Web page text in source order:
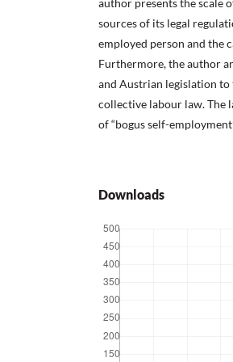
author presents the scale
sources of its legal
employed person and the
Furthermore, the author
and Austrian legislation
collective labour law. The
of “bogus self-
Downloads